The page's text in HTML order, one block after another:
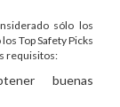
sólo los
Top Safety Picks
requisitos:
buenas